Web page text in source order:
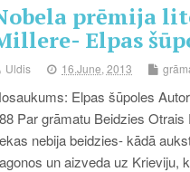
prēmija
Elpas
Uldis 16.June, 2013
Elpas šūpoles
Par grāmatu Beidzies
nebija beidzies- kādā
un aizveda uz Krieviju,